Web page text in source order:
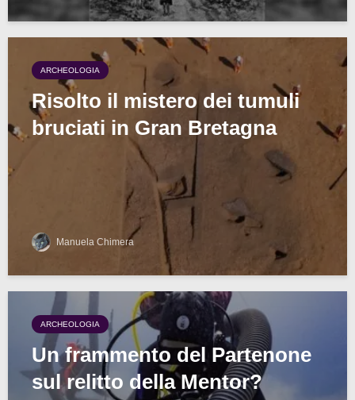
ARCHEOLOGIA
Risolto il mistero dei tumuli
bruciati in Gran Bretagna
Manuela Chimera
ARCHEOLOGIA
Un frammento del Partenone
sul relitto della Mentor?